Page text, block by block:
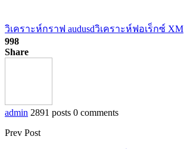
วิเคราะห์กราฟ audusdวิเคราะห์ฟอเร็กซ์ XM
998
Share
admin 2891 posts 0 comments
Prev Post